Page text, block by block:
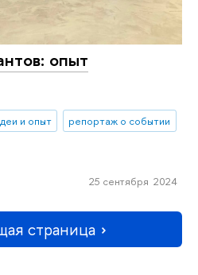
опыт
и опыт
репортаж о событии
25 сентября 2024
страница